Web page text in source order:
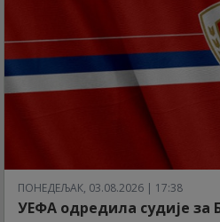
ПОНЕДЕЉАК, 03.08.2026 | 17:38
УЕФА одредила судије за